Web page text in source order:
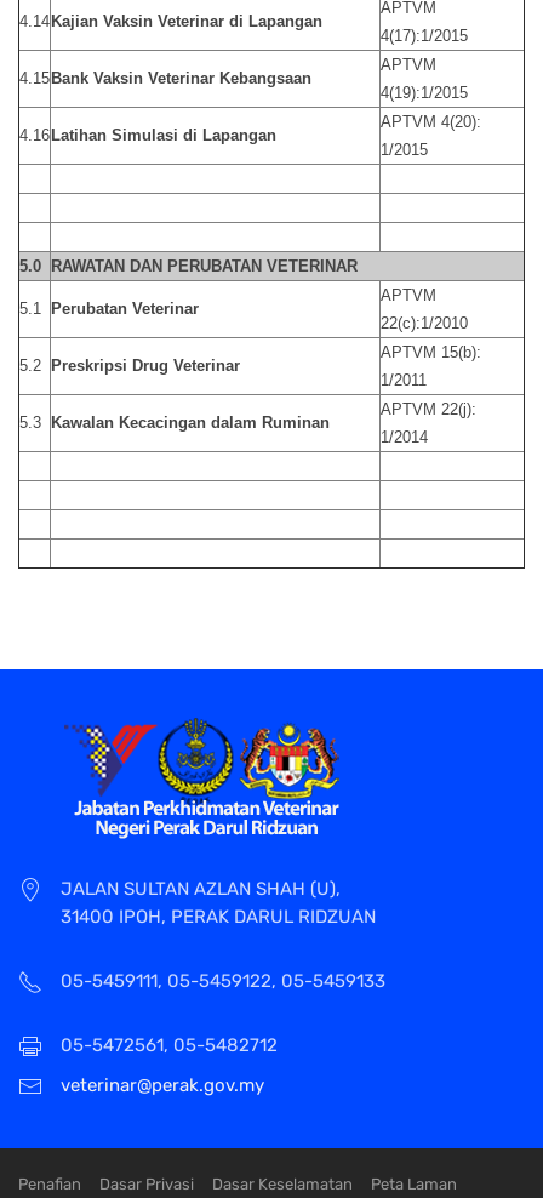
4.14 Kajian Vaksin Veterinar di Lapangan
APTVM
4(17):1/2015
4.15 Bank Vaksin Veterinar Kebangsaan
APTVM
4(19):1/2015
4.16 Latihan Simulasi di Lapangan
APTVM 4(20):
1/2015
5.0 RAWATAN DAN PERUBATAN VETERINAR
5.1 Perubatan Veterinar
APTVM
22(c):1/2010
5.2 Preskripsi Drug Veterinar
APTVM 15(b):
1/2011
5.3 Kawalan Kecacingan dalam Ruminan
APTVM 22(j):
1/2014
JALAN SULTAN AZLAN SHAH (U),
31400 IPOH, PERAK DARUL RIDZUAN
05-5459111, 05-5459122, 05-5459133
05-5472561, 05-5482712
veterinar@perak.gov.my
Penafian Dasar Privasi Dasar Keselamatan Peta Laman